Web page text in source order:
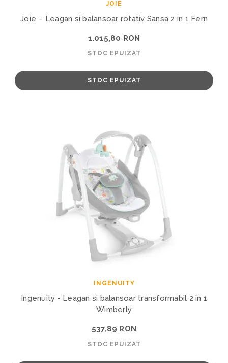
JOIE
Joie – Leagan si balansoar rotativ Sansa 2 in 1 Fern
1.015,80 RON
STOC EPUIZAT
STOC EPUIZAT
INGENUITY
Ingenuity - Leagan si balansoar transformabil 2 in 1
Wimberly
537,89 RON
STOC EPUIZAT